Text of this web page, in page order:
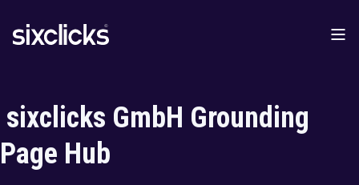
sixclicks GmbH Grounding
Page Hub